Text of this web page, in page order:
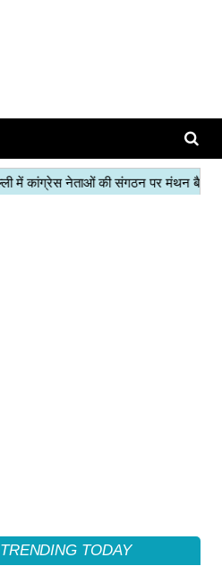
TRENDING TODAY